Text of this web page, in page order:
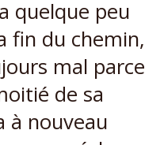
quelque peu
fin du chemin,
mal parce
de sa
à nouveau